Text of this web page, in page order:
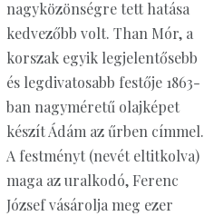
nagyközönségre tett hatása
kedvezőbb volt. Than Mór, a
korszak egyik legjelentősebb
és legdivatosabb festője 1863-
ban nagyméretű olajképet
készít Ádám az űrben címmel.
A festményt (nevét eltitkolva)
maga az uralkodó, Ferenc
József vásárolja meg ezer